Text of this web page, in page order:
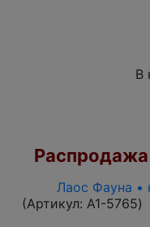
В
Распродажа
Лаос Фауна •
(Артикул: A1-5765)